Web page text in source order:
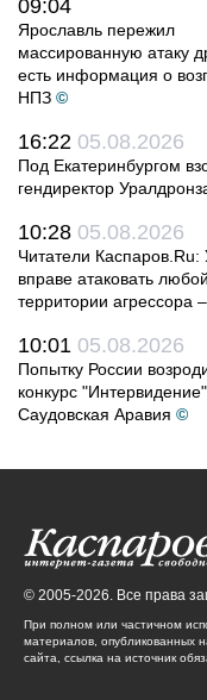
09:04
Ярославль пережил
массированную атаку
есть информация о
НПЗ ©
16:22 05.08.2026
Под Екатеринбургом
гендиректор
10:28 05.08.2026
Читатели Каспаров.Ru:
вправе атаковать
территории агрессора
10:01 05.08.2026
Попытку России
конкурс
Саудовская Аравия ©
© 2005-2026. Все права
При полном или частичном
материалов, опубликованных
сайта, ссылка на источник